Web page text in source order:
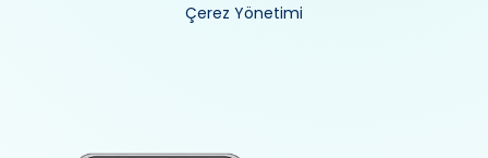
Çerez Yönetimi